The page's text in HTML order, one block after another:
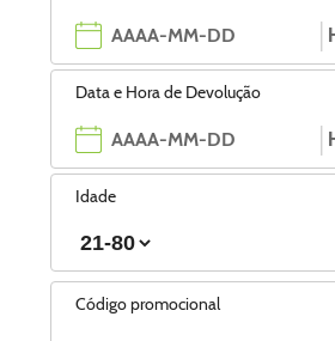
Data e Hora de Devolução
Idade
Código promocional